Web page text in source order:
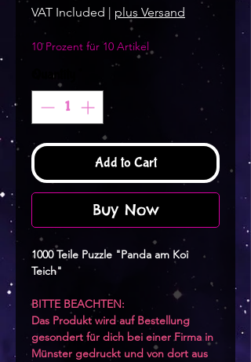
VAT Included | plus Versand
10 Prozent für 10 Artikel
Quantity
Add to Cart
Buy Now
1000 Teile Puzzle "Panda am Koi
Teich"
BITTE BEACHTEN:
Das Produkt wird auf Bestellung
gesondert für dich bei einer Firma in
Münster gedruckt und von dort aus